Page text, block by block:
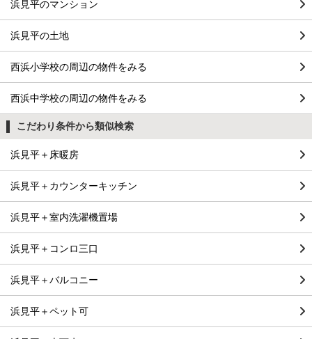
浜見平のマンション
浜見平の土地
西浜小学校の周辺の物件をみる
西浜中学校の周辺の物件をみる
こだわり条件から類似検索
浜見平＋床暖房
浜見平＋カウンターキッチン
浜見平＋室内洗濯機置場
浜見平＋コンロ三口
浜見平＋バルコニー
浜見平＋ペット可